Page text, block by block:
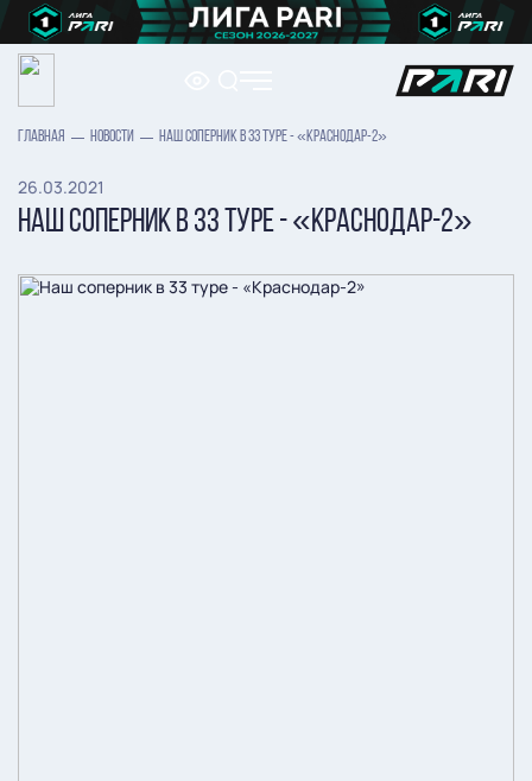
ГЛАВНАЯ НОВОСТИ НАШ СОПЕРНИК В 33 ТУРЕ - «КРАСНОДАР-2»
26.03.2021
НАШ СОПЕРНИК В 33 ТУРЕ - «КРАСНОДАР-2»